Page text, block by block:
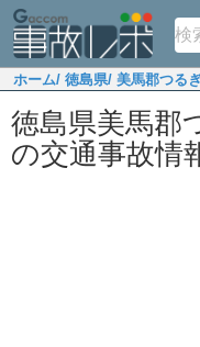
ホーム/ 徳島県/ 美馬郡つる
徳島県美馬郡
の交通事故情